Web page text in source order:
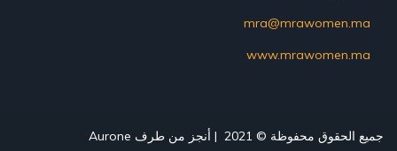
mra@mrawomen.ma
www.mrawomen.ma
جميع الحقوق محفوظة © 2021 | أنجز من طرف Aurone